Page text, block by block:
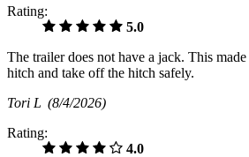
Rating:
5.0
The trailer does not have a jack. This
hitch and take off the hitch safely.
Tori L (8/4/2026)
Rating:
4.0